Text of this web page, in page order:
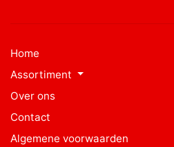
Home
Assortiment
Over ons
Contact
Algemene voorwaarden